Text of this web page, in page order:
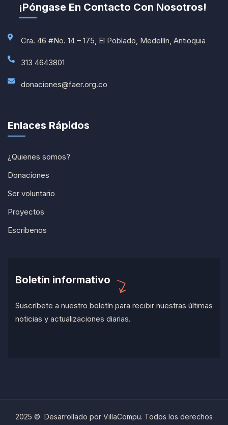
¡Póngase En Contacto Con Nosotros!
Cra. 46 #No. 14 – 175, El Poblado, Medellín, Antioquia
313 4643801
donaciones@faer.org.co
Enlaces Rápidos
¿Quienes somos?
Donaciones
Ser voluntario
Proyectos
Escribenos
Boletín informativo
Suscríbete a nuestro boletín para recibir nuestras últimas
noticias y actualizaciones diarias.
2025 © Desarrollado por VillaCompu. Todos los derechos